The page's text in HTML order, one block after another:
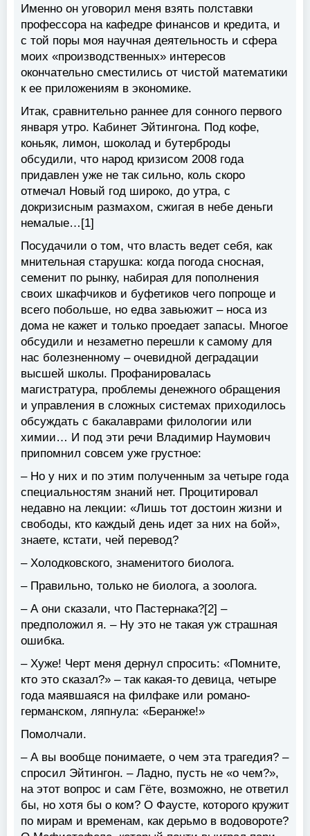
Именно он уговорил меня взять полставки
профессора на кафедре финансов и кредита, и
с той поры моя научная деятельность и сфера
моих «производственных» интересов
окончательно сместились от чистой математики
к ее приложениям в экономике.
Итак, сравнительно раннее для сонного первого
января утро. Кабинет Эйтингона. Под кофе,
коньяк, лимон, шоколад и бутерброды
обсудили, что народ кризисом 2008 года
придавлен уже не так сильно, коль скоро
отмечал Новый год широко, до утра, с
докризисным размахом, сжигая в небе деньги
немалые…[1]
Посудачили о том, что власть ведет себя, как
мнительная старушка: когда погода сносная,
семенит по рынку, набирая для пополнения
своих шкафчиков и буфетиков чего попроще и
всего побольше, но едва завьюжит – носа из
дома не кажет и только проедает запасы. Многое
обсудили и незаметно перешли к самому для
нас болезненному – очевидной деградации
высшей школы. Профанировалась
магистратура, проблемы денежного обращения
и управления в сложных системах приходилось
обсуждать с бакалаврами филологии или
химии… И под эти речи Владимир Наумович
припомнил совсем уже грустное:
– Но у них и по этим полученным за четыре года
специальностям знаний нет. Процитировал
недавно на лекции: «Лишь тот достоин жизни и
свободы, кто каждый день идет за них на бой»,
знаете, кстати, чей перевод?
– Холодковского, знаменитого биолога.
– Правильно, только не биолога, а зоолога.
– А они сказали, что Пастернака?[2] –
предположил я. – Ну это не такая уж страшная
ошибка.
– Хуже! Черт меня дернул спросить: «Помните,
кто это сказал?» – так какая-то девица, четыре
года маявшаяся на филфаке или романо-
германском, ляпнула: «Беранже!»
Помолчали.
– А вы вообще понимаете, о чем эта трагедия? –
спросил Эйтингон. – Ладно, пусть не «о чем?»,
на этот вопрос и сам Гёте, возможно, не ответил
бы, но хотя бы о ком? О Фаусте, которого кружит
по мирам и временам, как дерьмо в водовороте?